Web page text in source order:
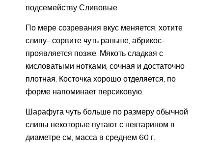
подсемейству Сливовые.
По мере созревания вкус меняется, хотите
сливу- сорвите чуть раньше, абрикос-
проявляется позже. Мякоть сладкая с
кисловатыми нотками, сочная и достаточно
плотная. Косточка хорошо отделяется, по
форме напоминает персиковую.
Шарафуга чуть больше по размеру обычной
сливы некоторые путают с нектарином в
диаметре см, масса в среднем 60 г.